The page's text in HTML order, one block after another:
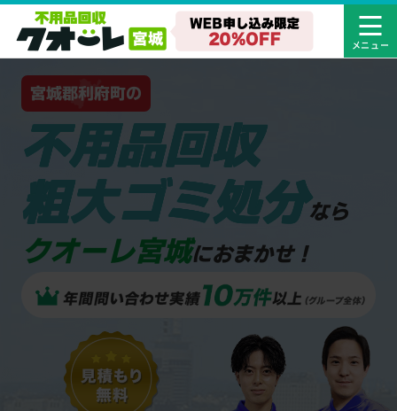
宮城郡利府町の
不用品回収
粗大ゴミ処分なら
クオーレ宮城におまかせ！